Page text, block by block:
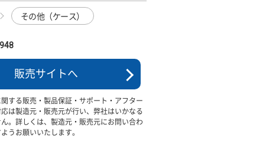
その他（ケース）
販売サイトへ
する販売・製品保証・サポート・アフター
は製造元・販売元が行い、弊社はいかなる
。詳しくは、製造元・販売元にお問い合わ
うお願いいたします。